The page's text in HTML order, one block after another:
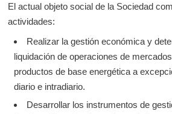
El actual objeto social de la Sociedad
actividades:
Realizar la gestión económica y
liquidación de operaciones de
productos de base energética a
diario e intradiario.
Desarrollar los instrumentos de